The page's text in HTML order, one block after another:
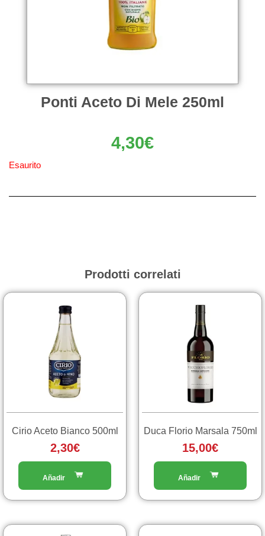
Ponti Aceto Di Mele 250ml
4,30€
Esaurito
Prodotti correlati
Cirio Aceto Bianco 500ml
2,30€
Duca Florio Marsala 750ml
15,00€